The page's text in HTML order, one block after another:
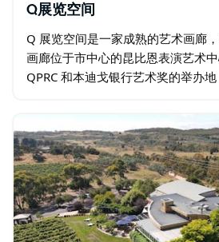
Q展览空间
Q 展览空间是一家成熟的艺术画廊
画廊位于市中心的昆比恩表演艺术
QPRC 和本迪戈银行艺术奖的举办